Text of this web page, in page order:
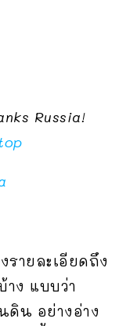
Russia!
ายละเอียดถึง
าง แบบว่า
ดิน อย่างอ่าง